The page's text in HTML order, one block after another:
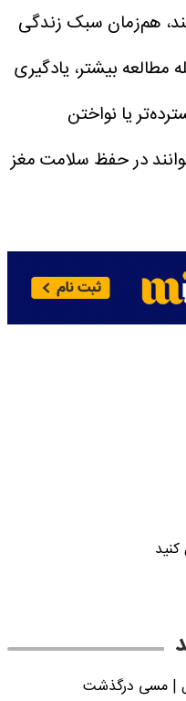
هم‌زمان سبک زندگی
مطالعه بیشتر، یادگیری
یا نواختن
در حفظ سلامت مغز
| مسی درگذشت